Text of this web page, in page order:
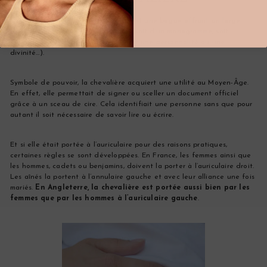
La chevalière, ou anneau sigillaire, est une bague offrant un large
plateau (aussi appelé chaton), orné soit d’un monogramme, soit
d’armoiries ou encore d’un motif (soit une personnalité ou une
divinité…).
Symbole de pouvoir, la chevalière acquiert une utilité au Moyen-Âge.
En effet, elle permettait de signer ou sceller un document officiel
grâce à un sceau de cire. Cela identifiait une personne sans que pour
autant il soit nécessaire de savoir lire ou écrire.
Et si elle était portée à l’auriculaire pour des raisons pratiques,
certaines règles se sont développées. En France, les femmes ainsi que
les hommes, cadets ou benjamins, doivent la porter à l’auriculaire droit.
Les aînés la portent à l’annulaire gauche et avec leur alliance une fois
mariés. En Angleterre, la chevalière est portée aussi bien par les
femmes que par les hommes à l’auriculaire gauche.